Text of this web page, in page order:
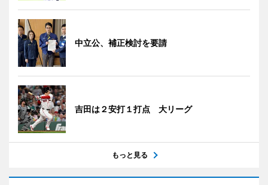
中立公、補正検討を要請
吉田は２安打１打点 大リーグ
もっと見る